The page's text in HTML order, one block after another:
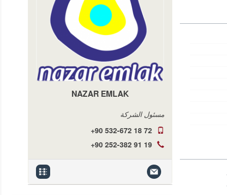
NAZAR EMLAK
مسئول الشركة
+90 532-672 18 72
+90 252-382 91 19